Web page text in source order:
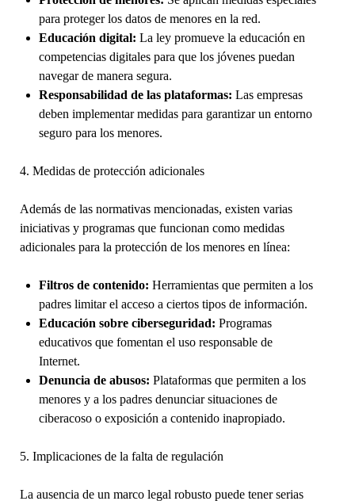
para proteger los datos de menores en la red.
Educación digital: La ley promueve la educación en
competencias digitales para que los jóvenes puedan
navegar de manera segura.
Responsabilidad de las plataformas: Las empresas
deben implementar medidas para garantizar un entorno
seguro para los menores.
4. Medidas de protección adicionales
Además de las normativas mencionadas, existen varias
iniciativas y programas que funcionan como medidas
adicionales para la protección de los menores en línea:
Filtros de contenido: Herramientas que permiten a los
padres limitar el acceso a ciertos tipos de información.
Educación sobre ciberseguridad: Programas
educativos que fomentan el uso responsable de
Internet.
Denuncia de abusos: Plataformas que permiten a los
menores y a los padres denunciar situaciones de
ciberacoso o exposición a contenido inapropiado.
5. Implicaciones de la falta de regulación
La ausencia de un marco legal robusto puede tener serias